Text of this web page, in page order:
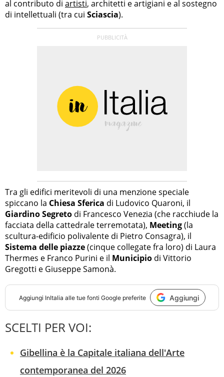
al contributo di artisti, architetti e artigiani e al sostegno
di intellettuali (tra cui Sciascia).
Tra gli edifici meritevoli di una menzione speciale
spiccano la Chiesa Sferica di Ludovico Quaroni, il
Giardino Segreto di Francesco Venezia (che racchiude la
facciata della cattedrale terremotata), Meeting(la
scultura-edificio polivalente di Pietro Consagra), il
Sistema delle piazze(cinque collegate fra loro) di Laura
Thermes e Franco Purini e il Municipio di Vittorio
Gregotti e Giuseppe Samonà.
Aggiungi InItalia alle tue fonti Google preferite Aggiungi
SCELTI PER VOI:
Gibellina è la Capitale italiana dell'Arte
contemporanea del 2026